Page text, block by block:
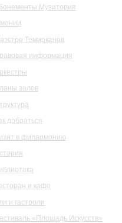
Музитория
Темирканов
информация
залов
добраться
в филармонию
и кафе
и гастроли
«Площадь Искусств»